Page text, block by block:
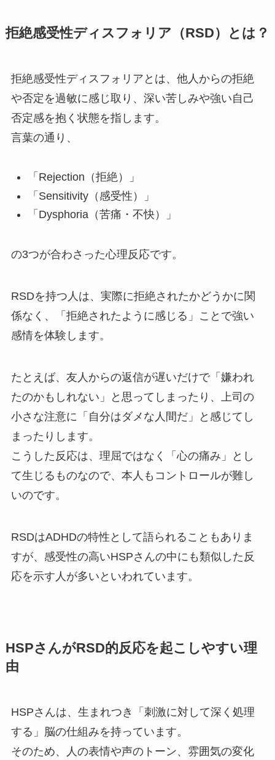
拒絶感受性ディスフォリア（RSD）とは？
拒絶感受性ディスフォリアとは、他人からの拒絶
や否定を過敏に感じ取り、深い苦しみや強い自己
否定感を抱く状態を指します。
言葉の通り、
「Rejection（拒絶）」
「Sensitivity（感受性）」
「Dysphoria（苦痛・不快）」
の3つが合わさった心理反応です。
RSDを持つ人は、実際に拒絶されたかどうかに関
係なく、「拒絶されたように感じる」ことで強い
感情を体験します。
たとえば、友人からの返信が遅いだけで「嫌われ
たのかもしれない」と思ってしまったり、上司の
小さな注意に「自分はダメな人間だ」と感じてし
まったりします。
こうした反応は、理屈ではなく「心の痛み」とし
て生じるものなので、本人もコントロールが難し
いのです。
RSDはADHDの特性として語られることもありま
すが、感受性の高いHSPさんの中にも類似した反
応を示す人が多いといわれています。
HSPさんがRSD的反応を起こしやすい理
由
HSPさんは、生まれつき「刺激に対して深く処理
する」脳の仕組みを持っています。
そのため、人の表情や声のトーン、雰囲気の変化